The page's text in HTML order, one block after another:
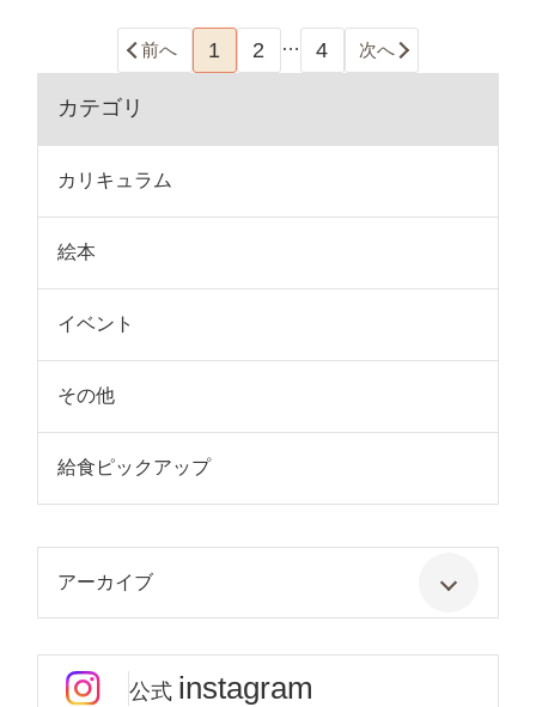
前へ 1 2 … 4 次へ
カテゴリ
カリキュラム
絵本
イベント
その他
給食ピックアップ
アーカイブ
公式 instagram